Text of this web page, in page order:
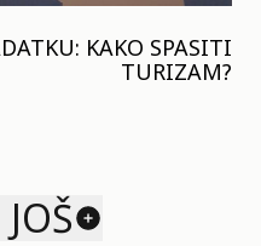
KAKO SPASITI
TURIZAM?